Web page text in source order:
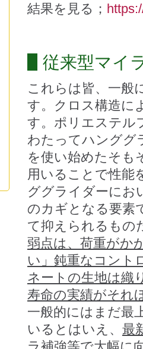
結果を見る；
従来型マイ
これらは皆、一般
す。クロス構造に
す。ポリエステル
わたってハンググ
を使い始めたそも
用いることで性能
ググライダーにお
のカギとなる要素
て抑えられるもの
弱点は、荷重がか
い」鈍重なコント
ネートの生地は織
寿命の実績がそれ
一般的にはまだ最
いるとはいえ、 最